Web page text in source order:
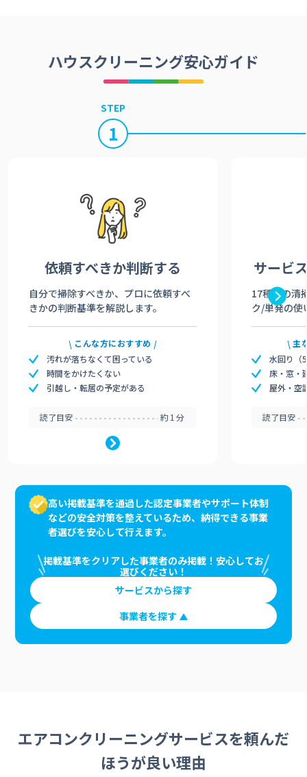
ハウスクリーニング安心ガイド
STEP
1
依頼すべきか判断する
自分で掃除すべきか、プロに依頼すべ
きかの判断基準を解説します。
こんな方におすすめ
汚れが落ちなくて困っている
時間をかけたくない
引越し・転居の予定がある
読了目安 約1分
サービ
17種類の清
ク/単発の使
主
水回り（
床・窓・
屋外・空
読了目安
高い掲載基準を通過した認定事業者やサポート体制
などの安全対策を整えているため、納得できる事業
者選びを安心して行えます。
掲載基準をクリアした事業者のみ掲載！安心してお
選びください！
サービスから探す
事業者を探す
エアコンクリーニングサービスを頼んだ
ほうが良い理由